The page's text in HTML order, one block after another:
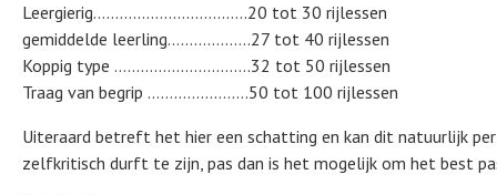
Leergierig……………………………..20 tot 30 rijlessen
gemiddelde leerling……………….27 tot 40 rijlessen
Koppig type ………………………….32 tot 50 rijlessen
Traag van begrip …………………..50 tot 100 rijlessen
Uiteraard betreft het hier een schatting en kan dit natuurlijk
zelfkritisch durft te zijn, pas dan is het mogelijk om het best